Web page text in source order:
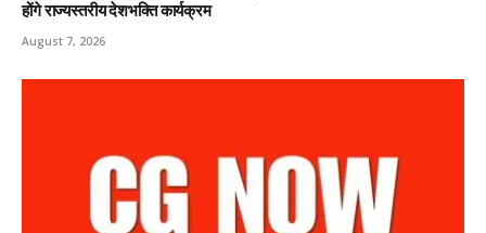
होंगे राज्यस्तरीय देशभक्ति कार्यक्रम
August 7, 2026